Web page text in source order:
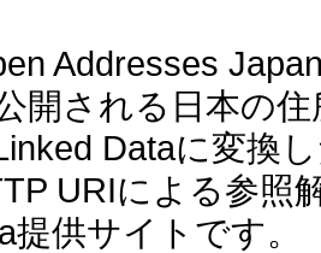
Addresses
開される日本の
Dataに変換
URIによる参照
提供サイトです。